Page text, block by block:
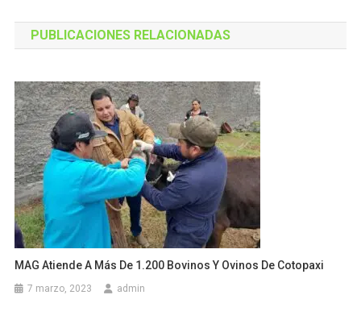
de
entradas
PUBLICACIONES RELACIONADAS
MAG Atiende A Más De 1.200 Bovinos Y Ovinos De Cotopaxi
7 marzo, 2023 admin